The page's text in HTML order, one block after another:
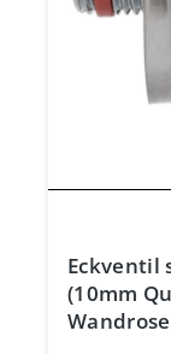
Eckventil
(10mm